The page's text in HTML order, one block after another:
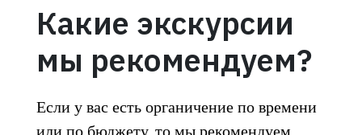
Какие экскурсии
мы рекомендуем?
Если у вас есть органичение по времени
или по бюджету, то мы рекомендуем